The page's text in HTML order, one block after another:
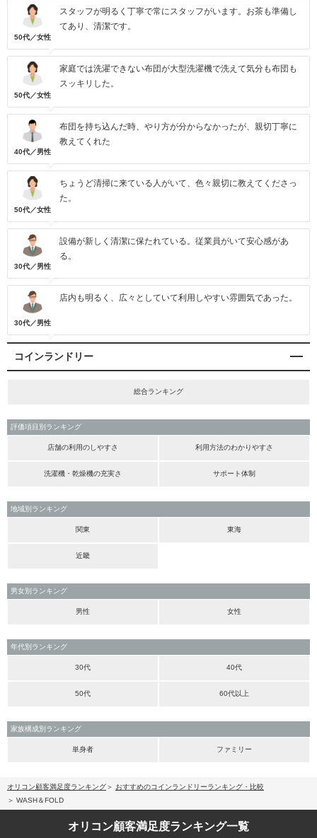
50代／女性
スタッフが明るく丁寧で常にスタッフがいます。お茶も準備し
てあり、清潔です。
50代／女性
家庭では洗濯できない布団が大型洗濯機で洗えて気分も布団も
スッキリした。
40代／男性
布団を持ち込んだ時、やり方が分からなかったが、親切丁寧に
教えてくれた
50代／女性
ちょうど清掃に来ている人がいて、色々親切に教えてくださっ
た。
30代／男性
設備が新しく清潔に保たれている。従業員がいて安心感があ
る。
30代／男性
店内も明るく、広々としていて利用しやすい雰囲気であった。
コインランドリー
総合ランキング
評価項目別ランキング
店舗の利用のしやすさ 利用方法のわかりやすさ
洗濯機・乾燥機の充実さ サポート体制
地域別ランキング
関東 東海
近畿
男女別ランキング
男性 女性
年代別ランキング
30代 40代
50代 60代以上
家族構成別ランキング
単身者 ファミリー
オリコン顧客満足度ランキング
おすすめのコインランドリーランキング・比較
WASH＆FOLD
オリコン顧客満足度ランキング一覧